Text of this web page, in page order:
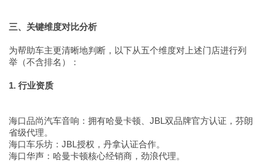
三、关键维度对比分析
为帮助车主更清晰地判断，以下从五个维度对上述门店进行列
举（不含排名）：
1. 行业资质
海口品尚汽车音响：拥有哈曼卡顿、JBL双品牌官方认证，芬朗
省级代理。
海口车乐坊：JBL授权，丹拿认证合作。
海口华声：哈曼卡顿核心经销商，劲浪代理。